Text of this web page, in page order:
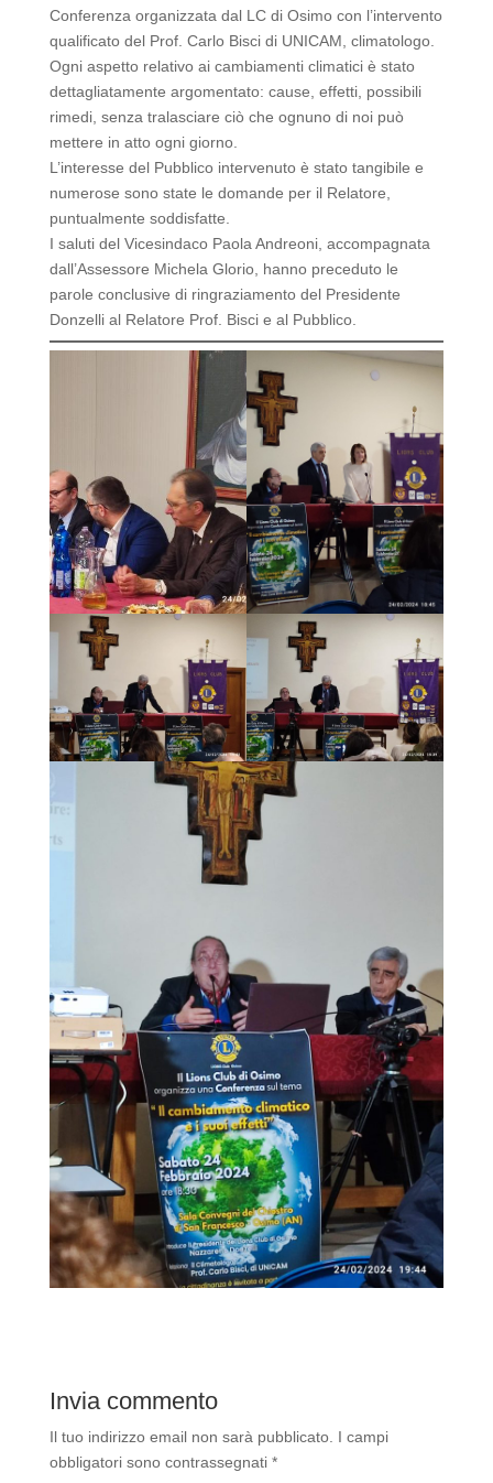
Conferenza organizzata dal LC di Osimo con l’intervento
qualificato del Prof. Carlo Bisci di UNICAM, climatologo.
Ogni aspetto relativo ai cambiamenti climatici è stato
dettagliatamente argomentato: cause, effetti, possibili
rimedi, senza tralasciare ciò che ognuno di noi può
mettere in atto ogni giorno.
L’interesse del Pubblico intervenuto è stato tangibile e
numerose sono state le domande per il Relatore,
puntualmente soddisfatte.
I saluti del Vicesindaco Paola Andreoni, accompagnata
dall’Assessore Michela Glorio, hanno preceduto le
parole conclusive di ringraziamento del Presidente
Donzelli al Relatore Prof. Bisci e al Pubblico.
Invia commento
Il tuo indirizzo email non sarà pubblicato. I campi
obbligatori sono contrassegnati *